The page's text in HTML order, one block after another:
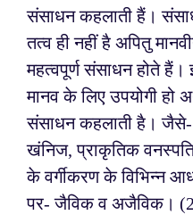
संसाधन कहलाती हैं।
तत्व ही नहीं है अपितु
महत्वपूर्ण संसाधन होते
मानव के लिए उपयोगी हो
संसाधन कहलाती है।
खंनिज, प्राकृतिक
के वर्गीकरण के विभिन्न
पर- जैविक व अजैविक।